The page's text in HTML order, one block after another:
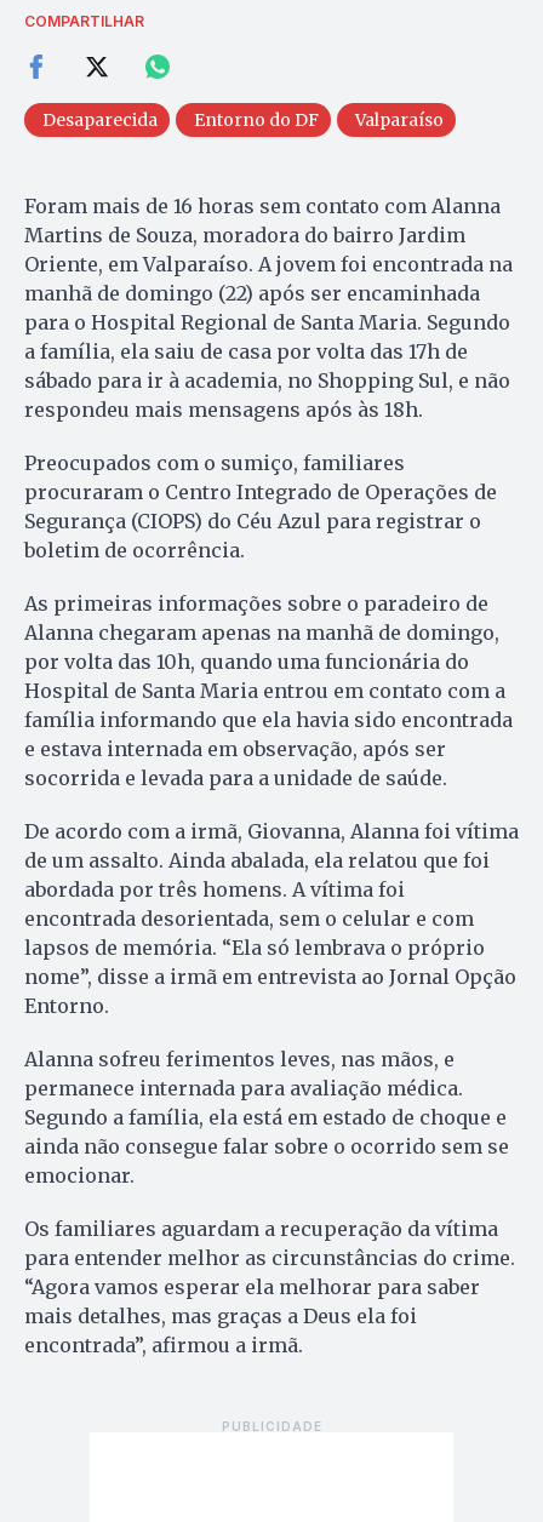
COMPARTILHAR
Desaparecida Entorno do DF Valparaíso
Foram mais de 16 horas sem contato com Alanna
Martins de Souza, moradora do bairro Jardim
Oriente, em Valparaíso. A jovem foi encontrada na
manhã de domingo (22) após ser encaminhada
para o Hospital Regional de Santa Maria. Segundo
a família, ela saiu de casa por volta das 17h de
sábado para ir à academia, no Shopping Sul, e não
respondeu mais mensagens após às 18h.
Preocupados com o sumiço, familiares
procuraram o Centro Integrado de Operações de
Segurança (CIOPS) do Céu Azul para registrar o
boletim de ocorrência.
As primeiras informações sobre o paradeiro de
Alanna chegaram apenas na manhã de domingo,
por volta das 10h, quando uma funcionária do
Hospital de Santa Maria entrou em contato com a
família informando que ela havia sido encontrada
e estava internada em observação, após ser
socorrida e levada para a unidade de saúde.
De acordo com a irmã, Giovanna, Alanna foi vítima
de um assalto. Ainda abalada, ela relatou que foi
abordada por três homens. A vítima foi
encontrada desorientada, sem o celular e com
lapsos de memória. “Ela só lembrava o próprio
nome”, disse a irmã em entrevista ao Jornal Opção
Entorno.
Alanna sofreu ferimentos leves, nas mãos, e
permanece internada para avaliação médica.
Segundo a família, ela está em estado de choque e
ainda não consegue falar sobre o ocorrido sem se
emocionar.
Os familiares aguardam a recuperação da vítima
para entender melhor as circunstâncias do crime.
“Agora vamos esperar ela melhorar para saber
mais detalhes, mas graças a Deus ela foi
encontrada”, afirmou a irmã.